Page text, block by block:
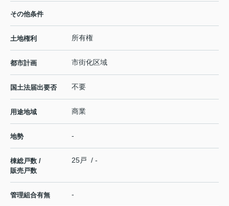
その他条件
土地権利 所有権
都市計画 市街化区域
国土法届出要否 不要
用途地域 商業
地勢 -
棟総戸数 /
販売戸数
25戸 / -
管理組合有無 -